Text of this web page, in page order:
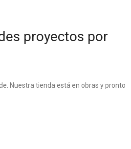
proyectos por
Nuestra tienda está en obras y pronto